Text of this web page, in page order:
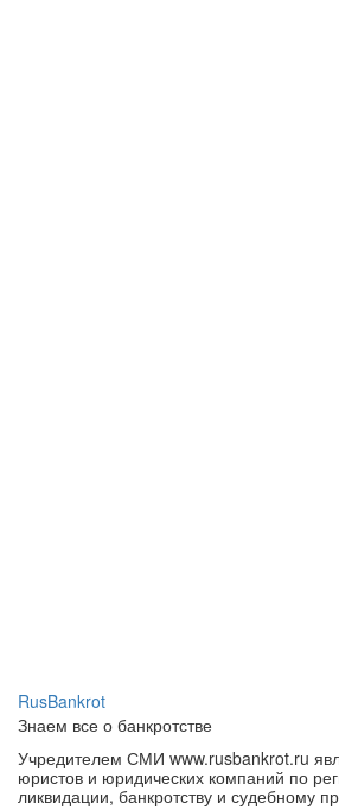
RusBankrot
Знаем все о банкротстве
Учредителем СМИ www.rusbankrot.ru
юристов и юридических компаний по
ликвидации, банкротству и судебному